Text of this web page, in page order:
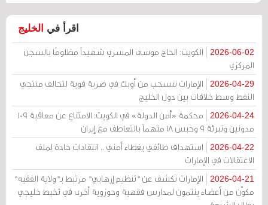
اقرأ في الخليج
2026-06-02
الكويت: الحاج موسى المسري شهيداً مظلومًا بالسجن
المركزي
2026-04-29
الإمارات تنسحب من أوبك في ضربة قوية لتحالف منتجي
النفط وسط خلافات بين دول الخليج
2026-04-24
محكمة «أمن الدولة» في الكويت: الامتناع عن معاقبة 109
مدونين وتبرئة 9 وحبس 18 متهماً بالتعاطف مع إيران
2026-04-22
استهداف طائفي بغطاء أمني .. انتقادات حادة لملف
الاعتقالات في الإمارات
2026-04-21
الإمارات تكشف عن "تنظيم إرهابي" مرتبط بـ"ولاية الفقيه"
مكوّن من أعضاء ينتمون لمدارس فقهية وحوزوية أخرى في تخبط خليجي